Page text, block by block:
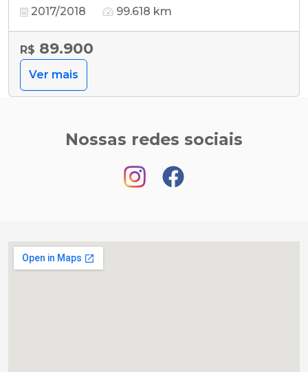
2017/2018 99.618 km
R$ 89.900
Ver mais
Nossas redes sociais